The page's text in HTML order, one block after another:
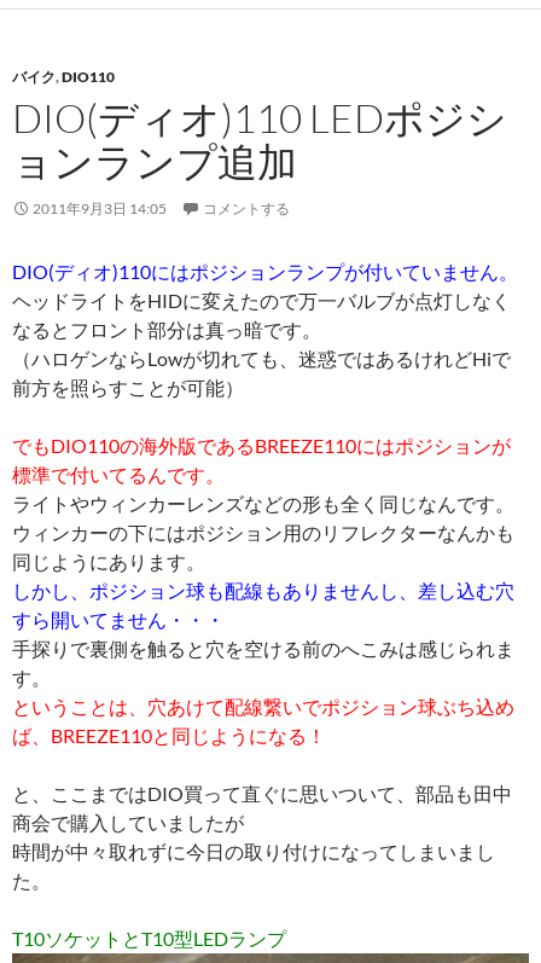
バイク,DIO110
DIO(ディオ)110 LEDポジシ
ョンランプ追加
2011年9月3日 14:05 コメントする
DIO(ディオ)110にはポジションランプが付いていません。
ヘッドライトをHIDに変えたので万一バルブが点灯しなく
なるとフロント部分は真っ暗です。
（ハロゲンならLowが切れても、迷惑ではあるけれどHiで
前方を照らすことが可能）
でもDIO110の海外版であるBREEZE110にはポジションが
標準で付いてるんです。
ライトやウィンカーレンズなどの形も全く同じなんです。
ウィンカーの下にはポジション用のリフレクターなんかも
同じようにあります。
しかし、ポジション球も配線もありませんし、差し込む穴
すら開いてません・・・
手探りで裏側を触ると穴を空ける前のへこみは感じられま
す。
ということは、穴あけて配線繋いでポジション球ぶち込め
ば、BREEZE110と同じようになる！
と、ここまではDIO買って直ぐに思いついて、部品も田中
商会で購入していましたが
時間が中々取れずに今日の取り付けになってしまいまし
た。
T10ソケットとT10型LEDランプ